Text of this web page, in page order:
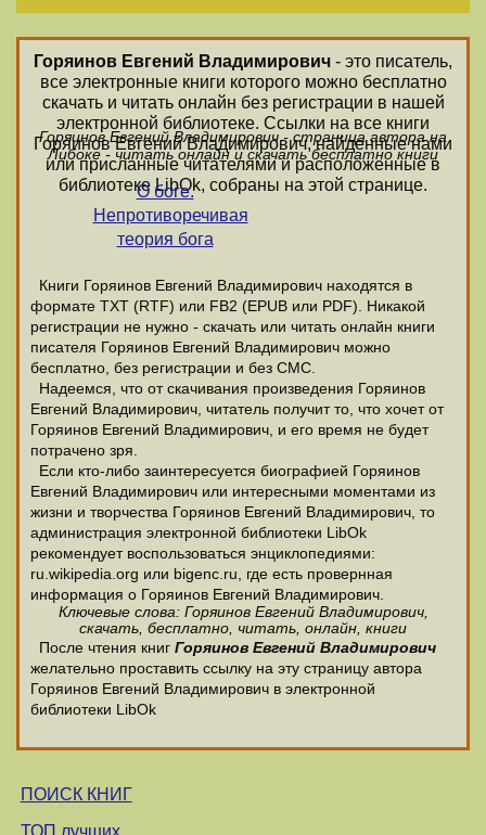
Горяинов Евгений Владимирович - это писатель,
все электронные книги которого можно бесплатно
скачать и читать онлайн без регистрации в нашей
электронной библиотеке. Ссылки на все книги
Горяинов Евгений Владимирович, найденные нами
или присланные читателями и расположенные в
библиотеке LibOk, собраны на этой странице.
Горяинов Евгений Владимирович - страница автора на
Либоке - читать онлайн и скачать бесплатно книги
О боге.
Непротиворечивая
теория бога
Книги Горяинов Евгений Владимирович находятся в
формате ТХТ (RTF) или FB2 (EPUB или PDF). Никакой
регистрации не нужно - скачать или читать онлайн книги
писателя Горяинов Евгений Владимирович можно
бесплатно, без регистрации и без СМС.
Надеемся, что от скачивания произведения Горяинов
Евгений Владимирович, читатель получит то, что хочет от
Горяинов Евгений Владимирович, и его время не будет
потрачено зря.
Если кто-либо заинтересуется биографией Горяинов
Евгений Владимирович или интересными моментами из
жизни и творчества Горяинов Евгений Владимирович, то
администрация электронной библиотеки LibOk
рекомендует воспользоваться энциклопедиями:
ru.wikipedia.org или bigenc.ru, где есть провернная
информация о Горяинов Евгений Владимирович.
Ключевые слова: Горяинов Евгений Владимирович,
скачать, бесплатно, читать, онлайн, книги
После чтения книг Горяинов Евгений Владимирович
желательно проставить ссылку на эту страницу автора
Горяинов Евгений Владимирович в электронной
библиотеки LibOk
ПОИСК КНИГ
ТОП лучших